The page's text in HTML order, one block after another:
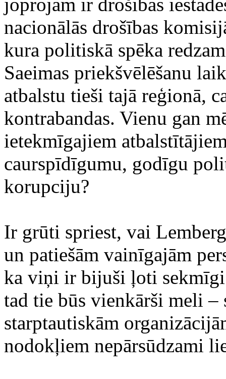
nacionālās drošības
kura politiskā spēka
Saeimas priekšvēlēšanu
atbalstu tieši tajā reģionā,
kontrabandas. Vienu gan
ietekmīgajiem
caurspīdīgumu, godīgu
korupciju?
Ir grūti spriest, vai
un patiešām vainīgajām
ka viņi ir bijuši ļoti sekmīgi
tad tie būs vienkārši meli
starptautiskām
nodokļiem nepārsūdzami